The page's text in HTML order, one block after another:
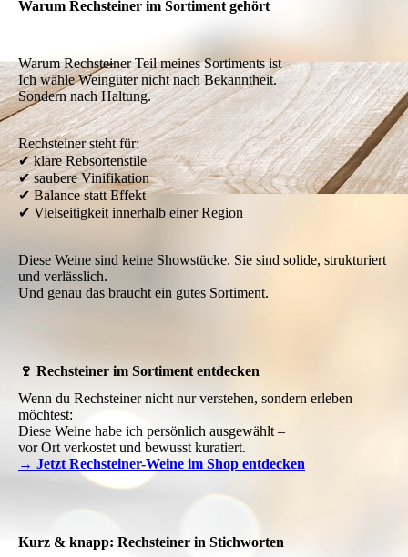
Warum Rechsteiner im Sortiment gehört
Warum Rechsteiner Teil meines Sortiments ist
Ich wähle Weingüter nicht nach Bekanntheit.
Sondern nach Haltung.
Rechsteiner steht für:
✔ klare Rebsortenstile
✔ saubere Vinifikation
✔ Balance statt Effekt
✔ Vielseitigkeit innerhalb einer Region
Diese Weine sind keine Showstücke. Sie sind solide, strukturiert
und verlässlich.
Und genau das braucht ein gutes Sortiment.
🍷 Rechsteiner im Sortiment entdecken
Wenn du Rechsteiner nicht nur verstehen, sondern erleben
möchtest:
Diese Weine habe ich persönlich ausgewählt –
vor Ort verkostet und bewusst kuratiert.
→ Jetzt Rechsteiner-Weine im Shop entdecken
Kurz & knapp: Rechsteiner in Stichworten